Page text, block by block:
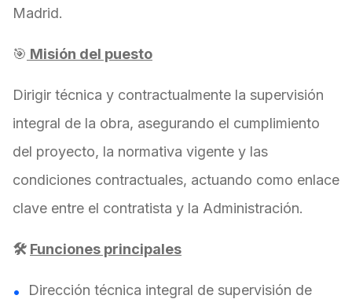
Madrid.
🎯 Misión del puesto
Dirigir técnica y contractualmente la supervisión
integral de la obra, asegurando el cumplimiento
del proyecto, la normativa vigente y las
condiciones contractuales, actuando como enlace
clave entre el contratista y la Administración.
🛠️ Funciones principales
Dirección técnica integral de supervisión de